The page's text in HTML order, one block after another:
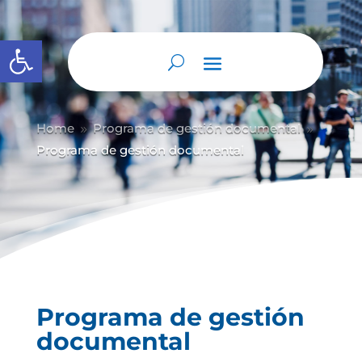
Abrir barra de herramientas
Home 9 Programa de gestión documental 9
Programa de gestión documental
Programa de gestión
documental